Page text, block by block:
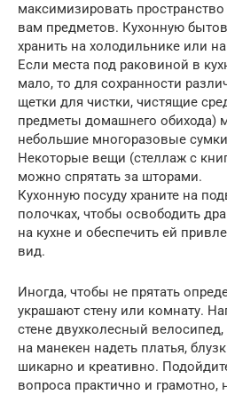
максимизировать
вам предметов. Кухонную
хранить на холодильнике или
Если места под раковиной в
мало, то для сохранности
щетки для чистки, чистящие
предметы домашнего обихода)
небольшие многоразовые
Некоторые вещи (стеллаж с
можно спрятать за шторами.
Кухонную посуду храните на
полочках, чтобы освободить
на кухне и обеспечить ей
вид.
Иногда, чтобы не прятать
украшают стену или комнату.
стене двухколесный
на манекен надеть платья,
шикарно и креативно.
вопроса практично и грамотно,